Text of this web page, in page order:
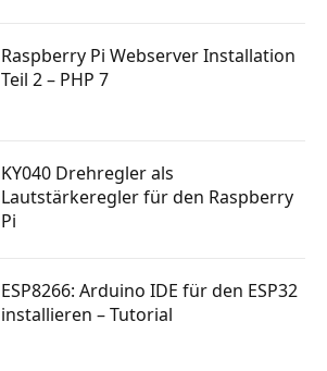
Raspberry Pi Webserver Installation
Teil 2 – PHP 7
KY040 Drehregler als
Lautstärkeregler für den Raspberry
Pi
ESP8266: Arduino IDE für den ESP32
installieren – Tutorial